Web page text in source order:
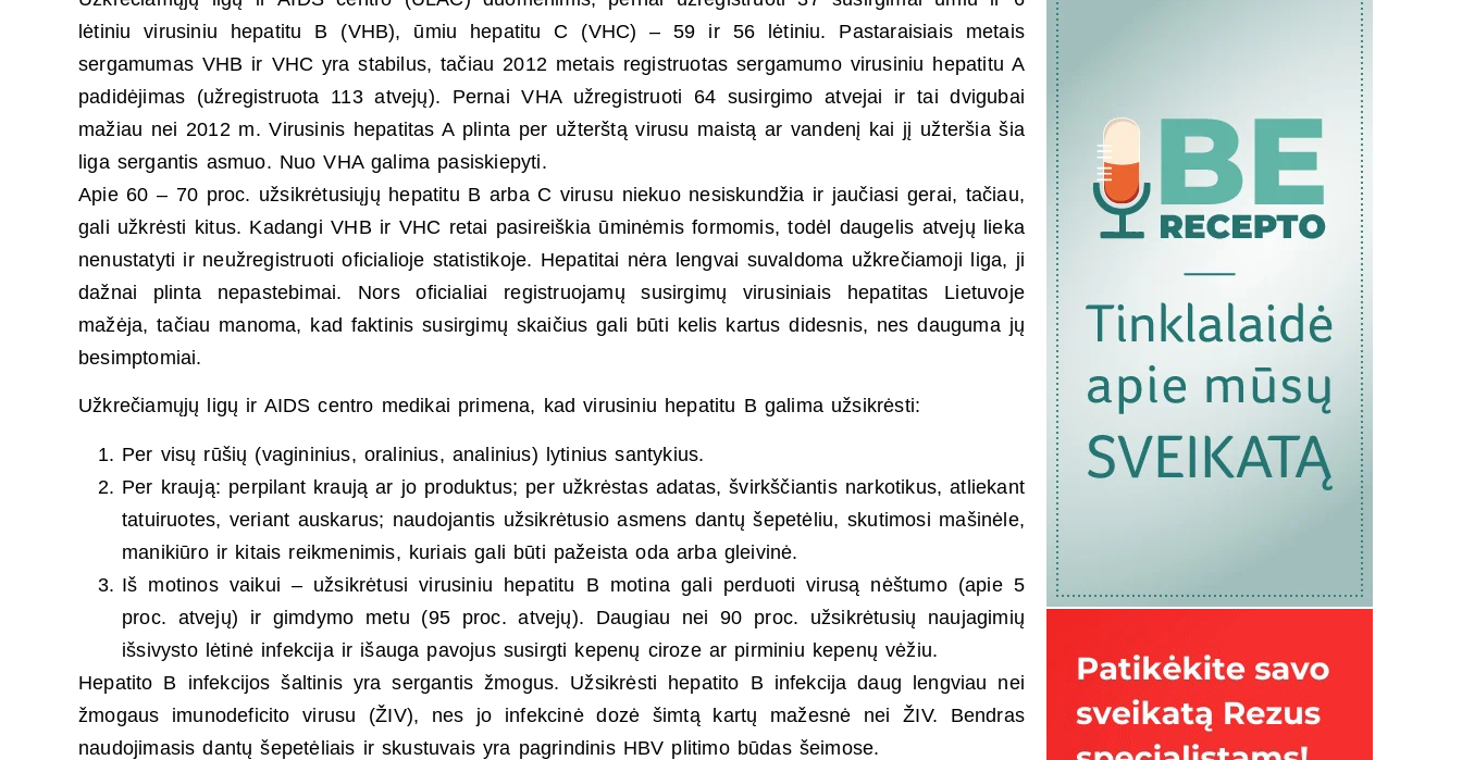
lėtiniu virusiniu hepatitu B (VHB), ūmiu hepatitu C (VHC) – 59 ir 56 lėtiniu. Pastaraisiais metais
sergamumas VHB ir VHC yra stabilus, tačiau 2012 metais registruotas sergamumo virusiniu hepatitu A
padidėjimas (užregistruota 113 atvejų). Pernai VHA užregistruoti 64 susirgimo atvejai ir tai dvigubai
mažiau nei 2012 m. Virusinis hepatitas A plinta per užterštą virusu maistą ar vandenį kai jį užteršia šia
liga sergantis asmuo. Nuo VHA galima pasiskiepyti.
Apie 60 – 70 proc. užsikrėtusiųjų hepatitu B arba C virusu niekuo nesiskundžia ir jaučiasi gerai, tačiau,
gali užkrėsti kitus. Kadangi VHB ir VHC retai pasireiškia ūminėmis formomis, todėl daugelis atvejų lieka
nenustatyti ir neužregistruoti oficialioje statistikoje. Hepatitai nėra lengvai suvaldoma užkrečiamoji liga, ji
dažnai plinta nepastebimai. Nors oficialiai registruojamų susirgimų virusiniais hepatitas Lietuvoje
mažėja, tačiau manoma, kad faktinis susirgimų skaičius gali būti kelis kartus didesnis, nes dauguma jų
besimptomiai.
Užkrečiamųjų ligų ir AIDS centro medikai primena, kad virusiniu hepatitu B galima užsikrėsti:
Per visų rūšių (vagininius, oralinius, analinius) lytinius santykius.
Per kraują: perpilant kraują ar jo produktus; per užkrėstas adatas, švirkščiantis narkotikus, atliekant
tatuiruotes, veriant auskarus; naudojantis užsikrėtusio asmens dantų šepetėliu, skutimosi mašinėle,
manikiūro ir kitais reikmenimis, kuriais gali būti pažeista oda arba gleivinė.
Iš motinos vaikui – užsikrėtusi virusiniu hepatitu B motina gali perduoti virusą nėštumo (apie 5
proc. atvejų) ir gimdymo metu (95 proc. atvejų). Daugiau nei 90 proc. užsikrėtusių naujagimių
išsivysto lėtinė infekcija ir išauga pavojus susirgti kepenų ciroze ar pirminiu kepenų vėžiu.
Hepatito B infekcijos šaltinis yra sergantis žmogus. Užsikrėsti hepatito B infekcija daug lengviau nei
žmogaus imunodeficito virusu (ŽIV), nes jo infekcinė dozė šimtą kartų mažesnė nei ŽIV. Bendras
naudojimasis dantų šepetėliais ir skustuvais yra pagrindinis HBV plitimo būdas šeimose.